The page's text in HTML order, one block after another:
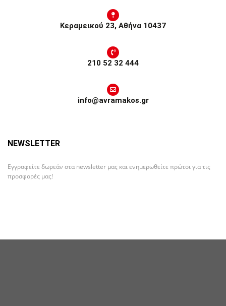
Κεραμεικού 23, Αθήνα 10437
210 52 32 444
info@avramakos.gr
NEWSLETTER
Εγγραφείτε δωρεάν στα newsletter μας και ενημερωθείτε πρώτοι για τις
προσφορές μας!